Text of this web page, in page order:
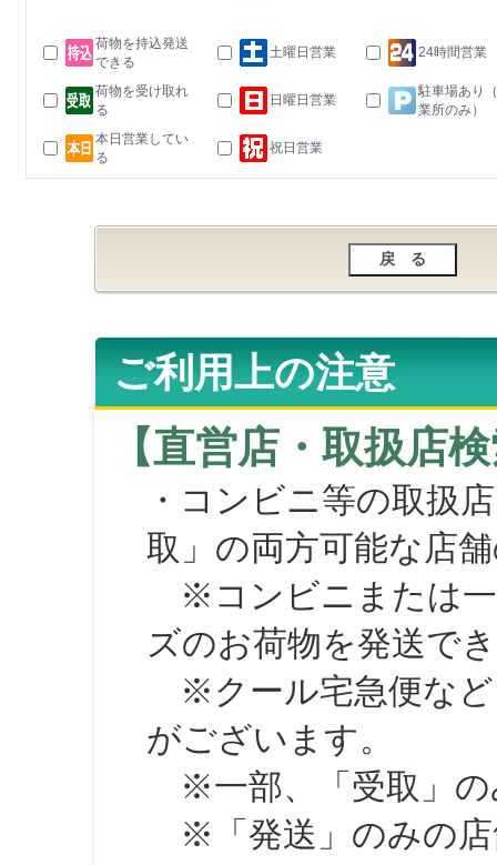
荷物を持込発送
できる
土曜日営業 24時間営業
荷物を受け取れ
る
日曜日営業
駐車場あり
業所のみ）
本日営業してい
る
祝日営業
ご利用上の注意
【直営店・取扱店
・コンビニ等の取扱
取」の両方可能な店
※コンビニまたは一
ズのお荷物を発送で
※クール宅急便など
がございます。
※一部、「受取」の
※「発送」のみの店